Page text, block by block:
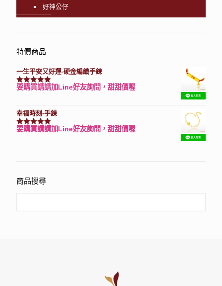
好神公仔
特價商品
一生平安又好運-硬金編織手鍊
評分7740滿分 5
要購買請請加Line好友詢問，甜甜價喔
幸福時刻-手鍊
評分3150滿分 5
要購買請請加Line好友詢問，甜甜價喔
商品搜尋